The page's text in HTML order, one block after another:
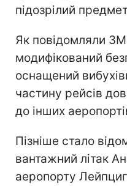
підозрілий
Як повідомляли
модифікований
оснащений
частину рейсів
до інших
Пізніше стало
вантажний літак
аеропорту